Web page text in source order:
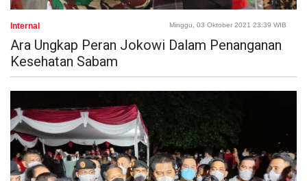
Internal Minggu, 03 Oktober 2021 23:39 WIB
Ara Ungkap Peran Jokowi Dalam Penanganan
Kesehatan Sabam